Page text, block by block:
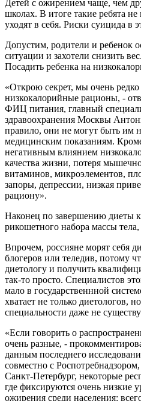
Детей с ожирением чаще, чем
школах. В итоге такие ребята
уходят в себя. Риски суицида в
Допустим, родители и ребенок
ситуации и захотели снизить
Посадить ребенка на
«Открою секрет, мы очень
низкокалорийные рационы, -
ФИЦ питания, главный
здравоохранения Москвы
правило, они не могут быть им
медицинским показаниям.
негативным влиянием
качества жизни, потеря
витаминов, микроэлементов,
запоры, депрессии, низкая
рациону».
Наконец по завершению диеты
рикошетного набора массы тела,
Впрочем, россияне морят себя
блогеров или теледив, потому
диетологу и получить
так-то просто. Специалистов
мало в государственнной
хватает не только диетологов,
специальности даже не
«Если говорить о
очень разные, -
данным последнего
совместно с
Санкт-Петербург, некоторые
где фиксируются очень низкие
ожирения среди населения: